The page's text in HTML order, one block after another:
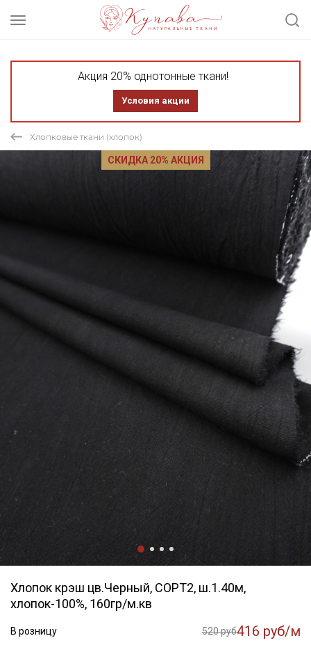
Акция 20% однотонные ткани!
Условия акции
Хлопковые ткани (хлопок)
СКИДКА 20% АКЦИЯ
Хлопок крэш цв.Черный, СОРТ2, ш.1.40м,
хлопок-100%, 160гр/м.кв
В розницу 520 руб416 руб/м